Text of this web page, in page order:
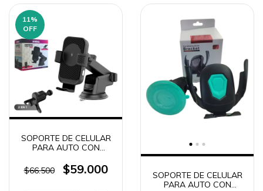
11%
OFF
SOPORTE DE CELULAR
PARA AUTO CON
EN 1 + CARGADOR
INALAMBRICO QI SOP-
$66.500 $59.000
SOPORTE DE CELULAR
PARA AUTO CON